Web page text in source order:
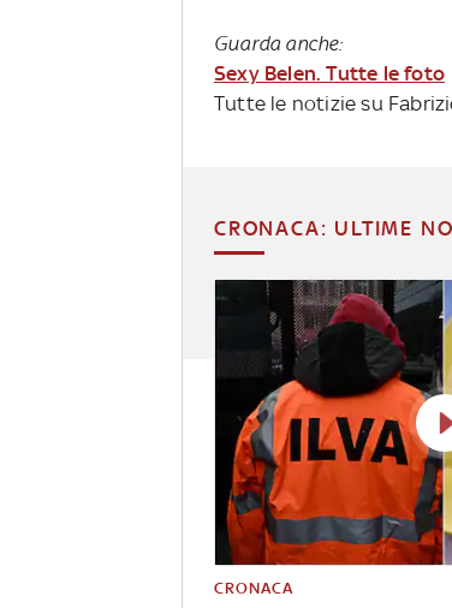
Guarda anche:
Sexy Belen. Tutte le foto
Tutte le notizie su
CRONACA: ULTIME
CRONACA